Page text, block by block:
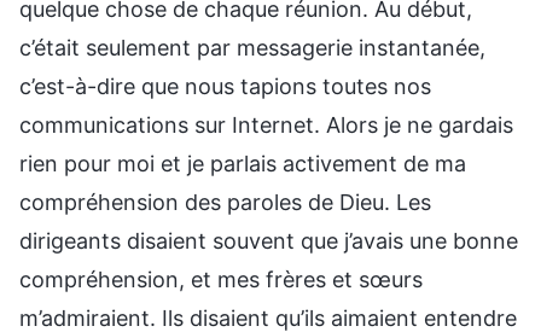
quelque chose de chaque réunion. Au début,
c’était seulement par messagerie instantanée,
c’est-à-dire que nous tapions toutes nos
communications sur Internet. Alors je ne gardais
rien pour moi et je parlais activement de ma
compréhension des paroles de Dieu. Les
dirigeants disaient souvent que j’avais une bonne
compréhension, et mes frères et sœurs
m’admiraient. Ils disaient qu’ils aimaient entendre